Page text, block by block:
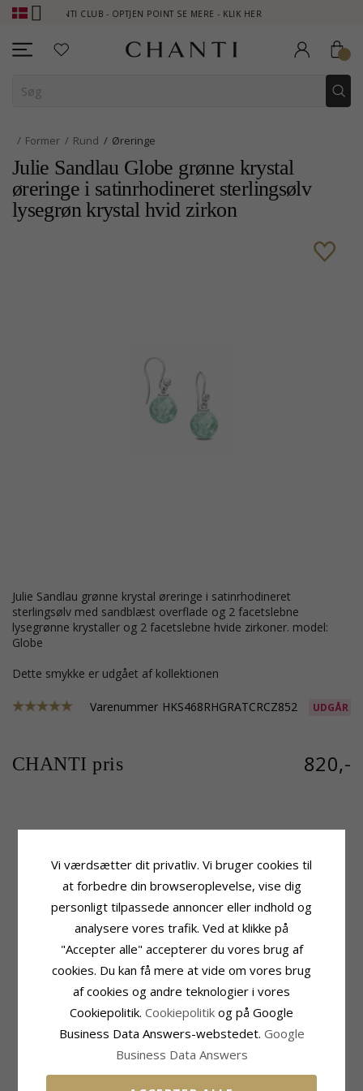
CHANTI CLUB - OPTJEN POINT SE MERE - KLIK HER
Former Rund Øreringe
Julie Sandlau Globe grønne krystal
øreringe i satinrhodineret sterlingsølv
lysegrøn krystal hvid zirkon
Julie Sandlau grønne krystal øreringe i satinrhodineret
sterlingsølv med sandblæst overflade og 2 facetslebne
lysegrønne krystaller og 2 facetslebne hvide zirkoner. model:
Globe
Dette smykke er udgået af kollektionen
Varenummer HKS468RHGRATCRCZ852 UDGÅR
CHANTI pris 820,-
Model: Globe
Grønne
Krystal
Ædelmetal:
Satinrhodineret Sterlingsølv
Overflade:Sandblæst
Slibning: Facetsleben
Farve: Lysegrøn
Sten: Krystal
Sten
Antal: 2
Farve:Hvid
Sten:Zirkon
Højde Inkl. Krog:23,0 mm
Leveringstid
Leveringstid:2-3 Hverdage
Vi værdsætter dit privatliv. Vi bruger cookies til
at forbedre din browseroplevelse, vise dig
personligt tilpassede annoncer eller indhold og
analysere vores trafik. Ved at klikke på
"Accepter alle" accepterer du vores brug af
cookies. Du kan få mere at vide om vores brug
af cookies og andre teknologier i vores
Cookiepolitik. Cookiepolitik og på Google
Business Data Answers-webstedet. Google
Business Data Answers